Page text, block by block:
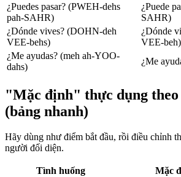
¿Puedes pasar? (PWEH-dehs
pah-SAHR)
¿Puede
SAHR)
¿Dónde vives? (DOHN-deh
VEE-behs)
¿Dónde
VEE-beh)
¿Me ayudas? (meh ah-YOO-
dahs)
¿Me
"Mặc định" thực dụng
(bảng nhanh)
Hãy dùng như điểm bắt đầu, rồi điều chỉnh
người đối diện.
Tình huống
Mặc